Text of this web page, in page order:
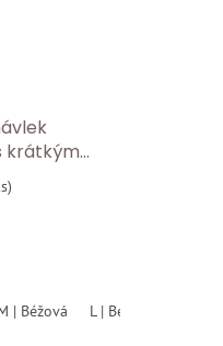
krátkým
Hřejivý
a šíje
)
| Béžová L | Béžová